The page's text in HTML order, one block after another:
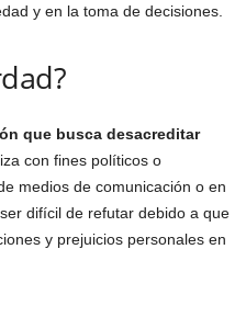
y en la toma de decisiones.
que busca desacreditar
con fines políticos o
medios de comunicación o en
difícil de refutar debido a que
y prejuicios personales en